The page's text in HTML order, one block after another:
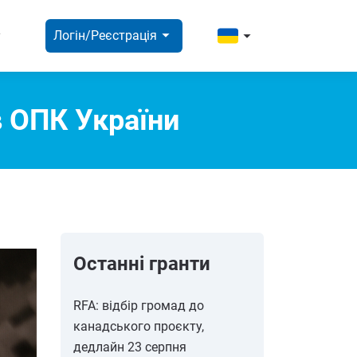
Логін/Реєстрація arrow_right arrow_right
ОПК України
Останні гранти
RFA: відбір громад до
канадського проєкту,
дедлайн 23 серпня